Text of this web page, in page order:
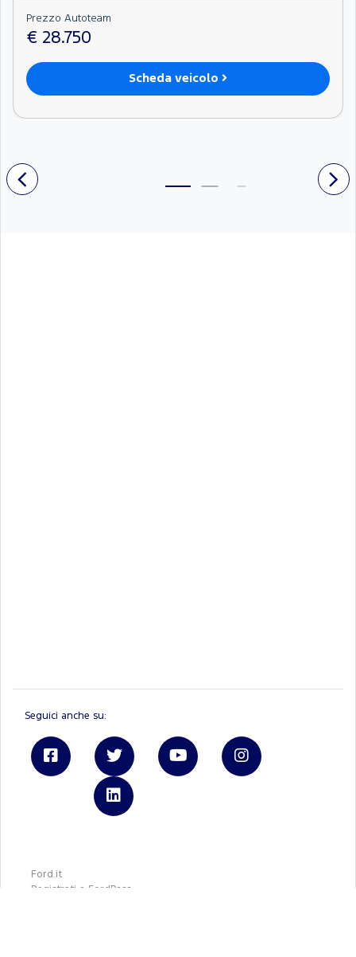
Prezzo Autoteam
€ 28.750
Scheda veicolo
Seguici anche su:
Ford.it
Registrati a FordPass